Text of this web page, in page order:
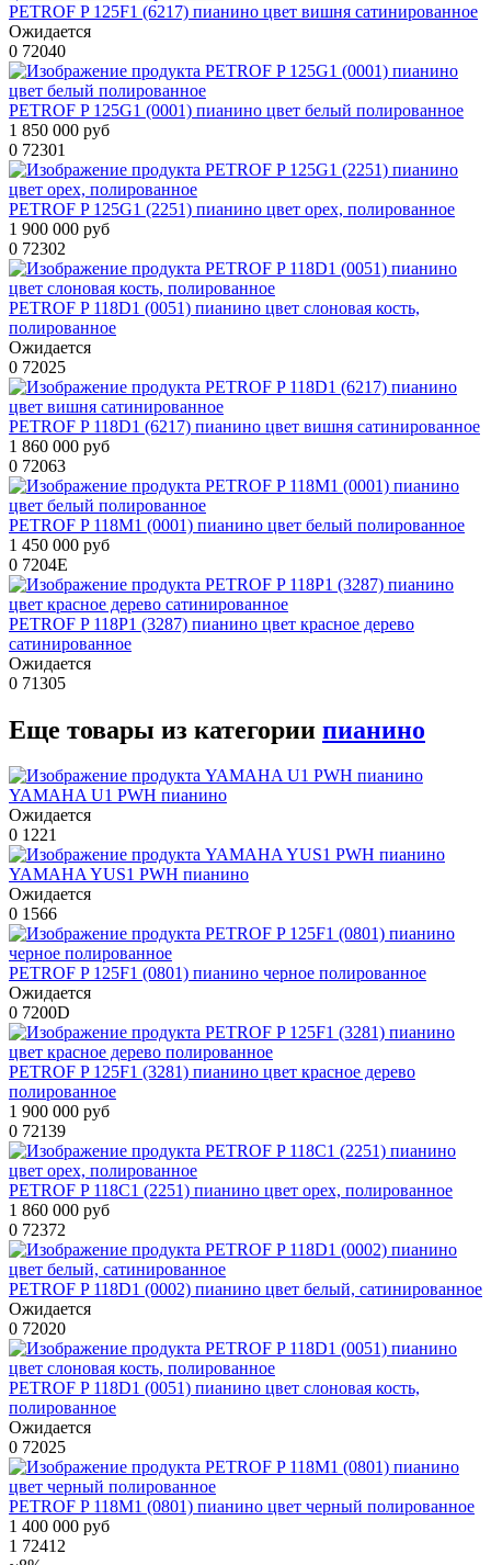
PETROF P 125F1 (6217) пианино цвет вишня сатинированное
Ожидается
0 72040
PETROF P 125G1 (0001) пианино цвет белый полированное
1 850 000 руб
0 72301
PETROF P 125G1 (2251) пианино цвет орех, полированное
1 900 000 руб
0 72302
PETROF P 118D1 (0051) пианино цвет слоновая кость,
полированное
Ожидается
0 72025
PETROF P 118D1 (6217) пианино цвет вишня сатинированное
1 860 000 руб
0 72063
PETROF P 118M1 (0001) пианино цвет белый полированное
1 450 000 руб
0 7204E
PETROF P 118P1 (3287) пианино цвет красное дерево
сатинированное
Ожидается
0 71305
Еще товары из категории пианино
YAMAHA U1 PWH пианино
Ожидается
0 1221
YAMAHA YUS1 PWH пианино
Ожидается
0 1566
PETROF P 125F1 (0801) пианино черное полированное
Ожидается
0 7200D
PETROF P 125F1 (3281) пианино цвет красное дерево
полированное
1 900 000 руб
0 72139
PETROF P 118C1 (2251) пианино цвет орех, полированное
1 860 000 руб
0 72372
PETROF P 118D1 (0002) пианино цвет белый, сатинированное
Ожидается
0 72020
PETROF P 118D1 (0051) пианино цвет слоновая кость,
полированное
Ожидается
0 72025
PETROF P 118M1 (0801) пианино цвет черный полированное
1 400 000 руб
1 72412